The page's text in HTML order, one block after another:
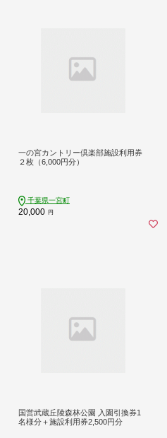
一の宮カントリー倶楽部施設利用券
２枚（6,000円分）
千葉県一宮町
20,000 円
国営武蔵丘陵森林公園 入園引換券1
名様分＋施設利用券2,500円分